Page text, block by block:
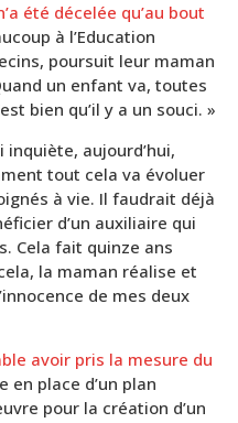
été décelée qu’au bout
à l’Education
poursuit leur maman
un enfant va, toutes
bien qu’il y a un souci. »
aujourd’hui,
tout cela va évoluer
à vie. Il faudrait déjà
d’un auxiliaire qui
Cela fait quinze ans
la maman réalise et
de mes deux
avoir pris la mesure du
en place d’un plan
pour la création d’un